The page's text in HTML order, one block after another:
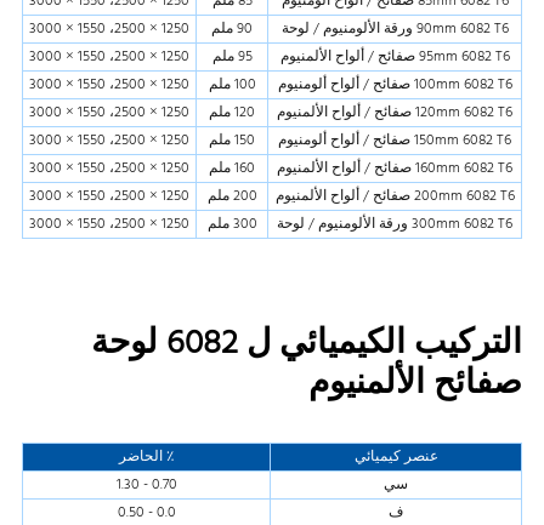
90mm 6082 T6 ورقة الألومنيوم / لوحة
90 ملم
1250 × 2500، 1550 × 3000
95mm 6082 T6 صفائح / ألواح الألمنيوم
95 ملم
1250 × 2500، 1550 × 3000
100mm 6082 T6 صفائح / ألواح ألومنيوم
100 ملم
1250 × 2500، 1550 × 3000
120mm 6082 T6 صفائح / ألواح الألمنيوم
120 ملم
1250 × 2500، 1550 × 3000
150mm 6082 T6 صفائح / ألواح ألومنيوم
150 ملم
1250 × 2500، 1550 × 3000
160mm 6082 T6 صفائح / ألواح الألمنيوم
160 ملم
1250 × 2500، 1550 × 3000
200mm 6082 T6 صفائح / ألواح الألمنيوم
200 ملم
1250 × 2500، 1550 × 3000
300mm 6082 T6 ورقة الألومنيوم / لوحة
300 ملم 1250 × 2500، 1550 × 3000
التركيب الكيميائي ل 6082 لوحة
صفائح الألمنيوم
عنصر كيميائي
٪ الحاضر
سي
0.70 - 1.30
ف
0.0 - 0.50